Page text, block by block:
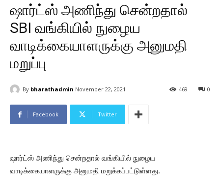
ஷார்ட்ஸ் அணிந்து சென்றதால்
SBI வங்கியில் நுழைய
வாடிக்கையாளருக்கு அனுமதி
மறுப்பு
By bharathadmin November 22, 2021 0
469
Facebook Twitter
ஷார்ட்ஸ் அணிந்து சென்றதால் வங்கியில் நுழைய
வாடிக்கையாளருக்கு அனுமதி மறுக்கப்பட்டுள்ளது.